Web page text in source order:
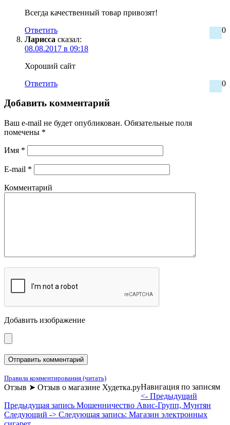
Всегда качественный товар привозят!
0
Ответить
Ларисса сказал:
08.08.2017 в 09:18
Хороший сайт
0
Ответить
Добавить комментарий
Ваш e-mail не будет опубликован. Обязательные поля
помечены *
Имя *
E-mail *
Комментарий
Добавить изображение
Правила комментирования (читать)
Отзыв ➤ Отзыв о магазине Худетка.руНавигация по записям
<- Предыдущий
Предыдущая запись Мошенничество Авис-Групп, Мунтян
Следующий -> Следующая запись: Магазин электронных